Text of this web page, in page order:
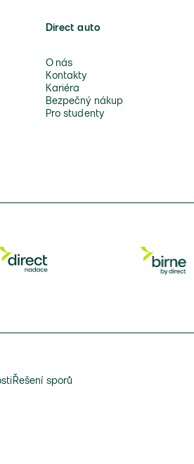
Direct auto
O nás
Kontakty
Kariéra
Bezpečný nákup
Pro studenty
Řešení sporů